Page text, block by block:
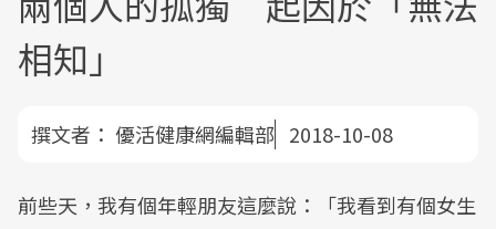
相知」
撰文者： 優活健康網編輯部 2018-10-08
前些天，我有個年輕朋友這麼說：「我看到有個女生